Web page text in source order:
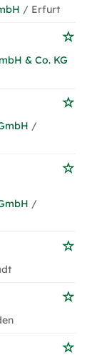
/ Erfurt
& Co. KG
/
/